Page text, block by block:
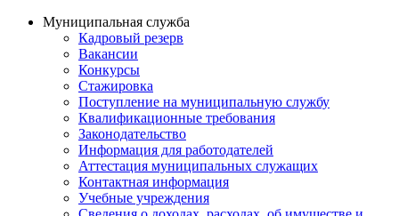
Муниципальная служба
Кадровый резерв
Вакансии
Конкурсы
Стажировка
Поступление на муниципальную службу
Квалификационные требования
Законодательство
Информация для работодателей
Аттестация муниципальных служащих
Контактная информация
Учебные учреждения